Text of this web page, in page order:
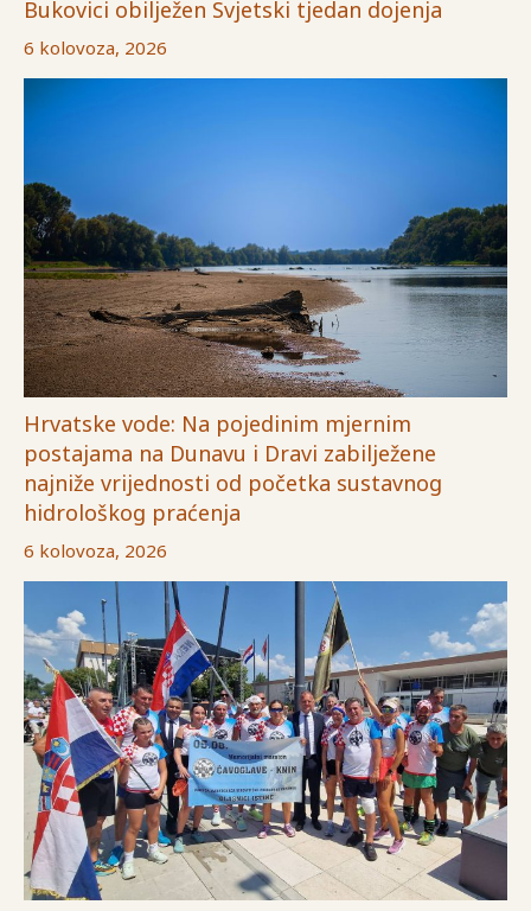
Bukovici obilježen Svjetski tjedan dojenja
6 kolovoza, 2026
Hrvatske vode: Na pojedinim mjernim
postajama na Dunavu i Dravi zabilježene
najniže vrijednosti od početka sustavnog
hidrološkog praćenja
6 kolovoza, 2026